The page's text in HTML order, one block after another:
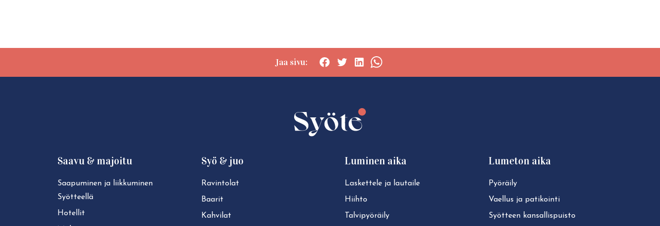
Jaa sivu:
Saavu & majoitu
Saapuminen ja liikkuminen
Syötteellä
Hotellit
Syö & juo
Ravintolat
Baarit
Kahvilat
Luminen aika
Laskettele ja lautaile
Hiihto
Tal­vi­pyö­räi­ly
Lumeton aika
Pyöräily
Vaellus ja patikointi
Syötteen kan­sal­lis­puis­to